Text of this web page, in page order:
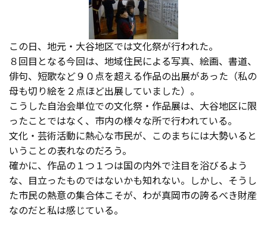
この日、地元・大谷地区では文化祭が行われた。
８回目となる今回は、地域住民による写真、絵画、書道、
俳句、短歌など９０点を超える作品の出展があった（私の
母も切り絵を２点ほど出展していました）。
こうした自治会単位での文化祭・作品展は、大谷地区に限
ったことではなく、市内の様々な所で行われている。
文化・芸術活動に熱心な市民が、このまちには大勢いると
いうことの表れなのだろう。
確かに、作品の１つ１つは国の内外で注目を浴びるよう
な、目立ったものではないかも知れない。しかし、そうし
た市民の熱意の集合体こそが、わが真岡市の誇るべき財産
なのだと私は感じている。